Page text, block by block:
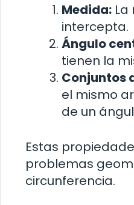
Medida:
intercepta.
Ángulo
tienen la
Conjuntos
el mismo
de un
Estas
problemas
circunferencia.